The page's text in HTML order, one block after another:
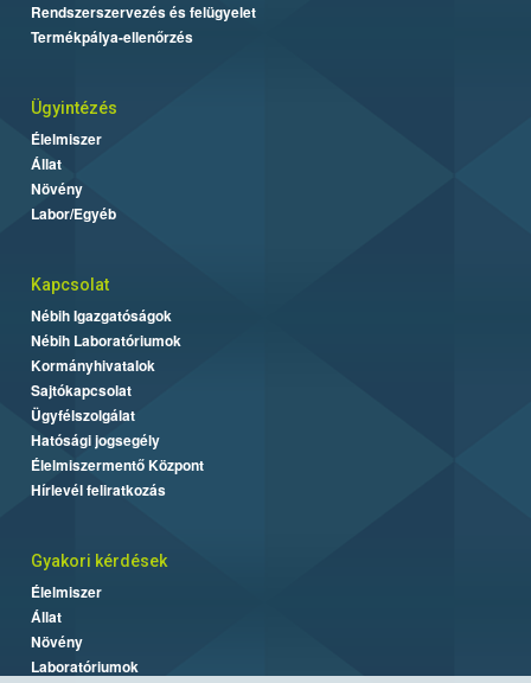
Rendszerszervezés és felügyelet
Termékpálya-ellenőrzés
Ügyintézés
Élelmiszer
Állat
Növény
Labor/Egyéb
Kapcsolat
Nébih Igazgatóságok
Nébih Laboratóriumok
Kormányhivatalok
Sajtókapcsolat
Ügyfélszolgálat
Hatósági jogsegély
Élelmiszermentő Központ
Hírlevél feliratkozás
Gyakori kérdések
Élelmiszer
Állat
Növény
Laboratóriumok